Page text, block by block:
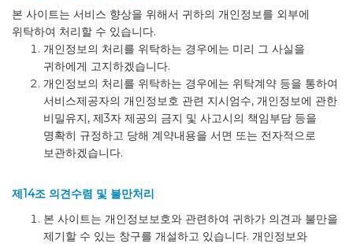
본 사이트는 서비스 향상을 위해서 귀하의 개인정보를 외부에
위탁하여 처리할 수 있습니다.
개인정보의 처리를 위탁하는 경우에는 미리 그 사실을
귀하에게 고지하겠습니다.
개인정보의 처리를 위탁하는 경우에는 위탁계약 등을 통하여
서비스제공자의 개인정보호 관련 지시엄수, 개인정보에 관한
비밀유지, 제3자 제공의 금지 및 사고시의 책임부담 등을
명확히 규정하고 당해 계약내용을 서면 또는 전자적으로
보관하겠습니다.
제14조 의견수렴 및 불만처리
본 사이트는 개인정보보호와 관련하여 귀하가 의견과 불만을
제기할 수 있는 창구를 개설하고 있습니다. 개인정보와